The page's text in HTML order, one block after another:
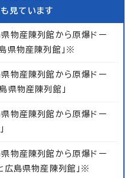
見ています
物産陳列館から原爆ドー
県物産陳列館」※
物産陳列館から原爆ドー
県物産陳列館」
物産陳列館から原爆ドー
物産陳列館から原爆ドー
広島県物産陳列館」※